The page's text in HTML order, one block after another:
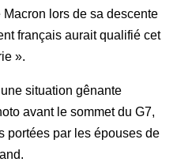
lors de sa descente
français aurait qualifié cet
».
situation gênante
avant le sommet du G7,
portées par les épouses de